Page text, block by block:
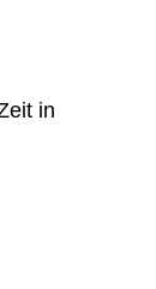
in